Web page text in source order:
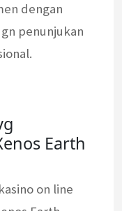
dengan
penunjukan
Earth
on line